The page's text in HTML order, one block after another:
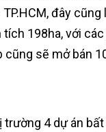
đây
198ha, với
cũng sẽ mở bán
4 dự án